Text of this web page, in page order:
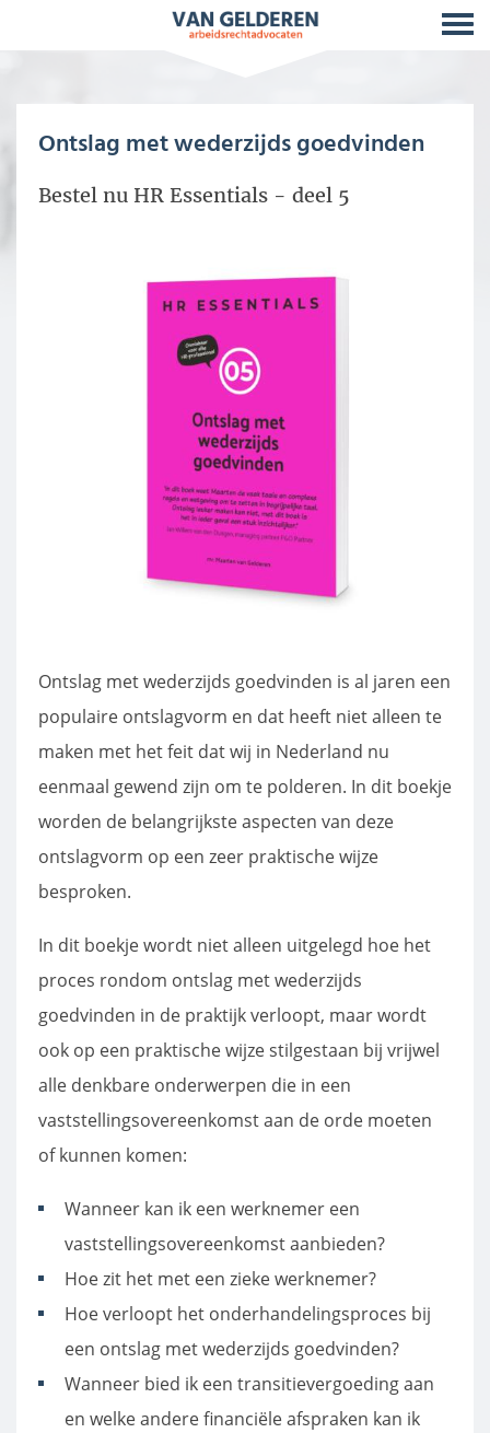
Ontslag met wederzijds goedvinden
Bestel nu HR Essentials - deel 5
Ontslag met wederzijds goedvinden is al jaren een
populaire ontslagvorm en dat heeft niet alleen te
maken met het feit dat wij in Nederland nu
eenmaal gewend zijn om te polderen. In dit boekje
worden de belangrijkste aspecten van deze
ontslagvorm op een zeer praktische wijze
besproken.
In dit boekje wordt niet alleen uitgelegd hoe het
proces rondom ontslag met wederzijds
goedvinden in de praktijk verloopt, maar wordt
ook op een praktische wijze stilgestaan bij vrijwel
alle denkbare onderwerpen die in een
vaststellingsovereenkomst aan de orde moeten
of kunnen komen:
Wanneer kan ik een werknemer een
vaststellingsovereenkomst aanbieden?
Hoe zit het met een zieke werknemer?
Hoe verloopt het onderhandelingsproces bij
een ontslag met wederzijds goedvinden?
Wanneer bied ik een transitievergoeding aan
en welke andere financiële afspraken kan ik